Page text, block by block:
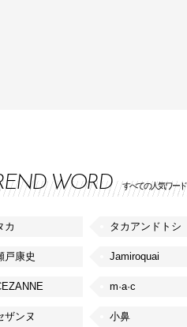
WORD すべての人気ワード
カ タカアンドトシ
戸康史 Jamiroquai
m·a·c
ザンヌ 小鼻